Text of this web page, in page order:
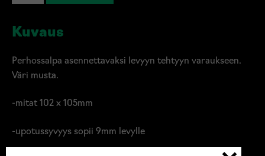
musta
Kuvaus
Perhossalpa asennettavaksi levyyn tehtyyn varaukseen.
Väri musta.
-mitat 102 x 105mm
-upotussyvyys sopii 9mm levylle